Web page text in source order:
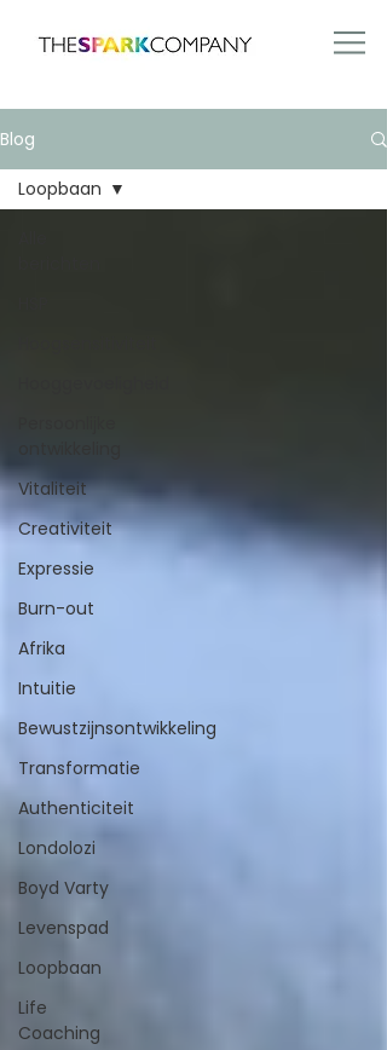
Blog
Vitaliteit
Creativiteit
Expressie
Burn-out
Afrika
Intuitie
Bewustzijnsontwikkeling
Transformatie
Authenticiteit
Londolozi
Boyd Varty
Levenspad
Loopbaan
Life
Coaching
Loopbaan